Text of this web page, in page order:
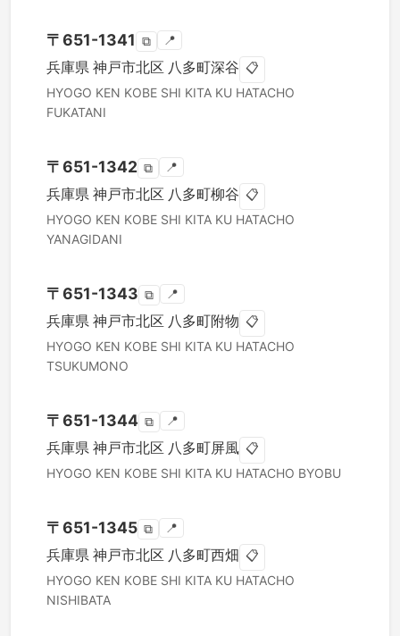
〒651-1341 ⧉ 📍
兵庫県 神戸市北区 八多町深谷 📋
HYOGO KEN KOBE SHI KITA KU HATACHO
FUKATANI
〒651-1342 ⧉ 📍
兵庫県 神戸市北区 八多町柳谷 📋
HYOGO KEN KOBE SHI KITA KU HATACHO
YANAGIDANI
〒651-1343 ⧉ 📍
兵庫県 神戸市北区 八多町附物 📋
HYOGO KEN KOBE SHI KITA KU HATACHO
TSUKUMONO
〒651-1344 ⧉ 📍
兵庫県 神戸市北区 八多町屏風 📋
HYOGO KEN KOBE SHI KITA KU HATACHO BYOBU
〒651-1345 ⧉ 📍
兵庫県 神戸市北区 八多町西畑 📋
HYOGO KEN KOBE SHI KITA KU HATACHO
NISHIBATA